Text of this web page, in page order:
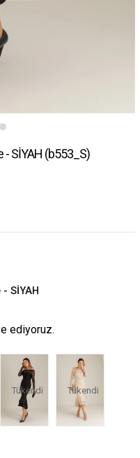
- SİYAH (b553_S)
SİYAH
ediyoruz.
Tükendi Tükendi